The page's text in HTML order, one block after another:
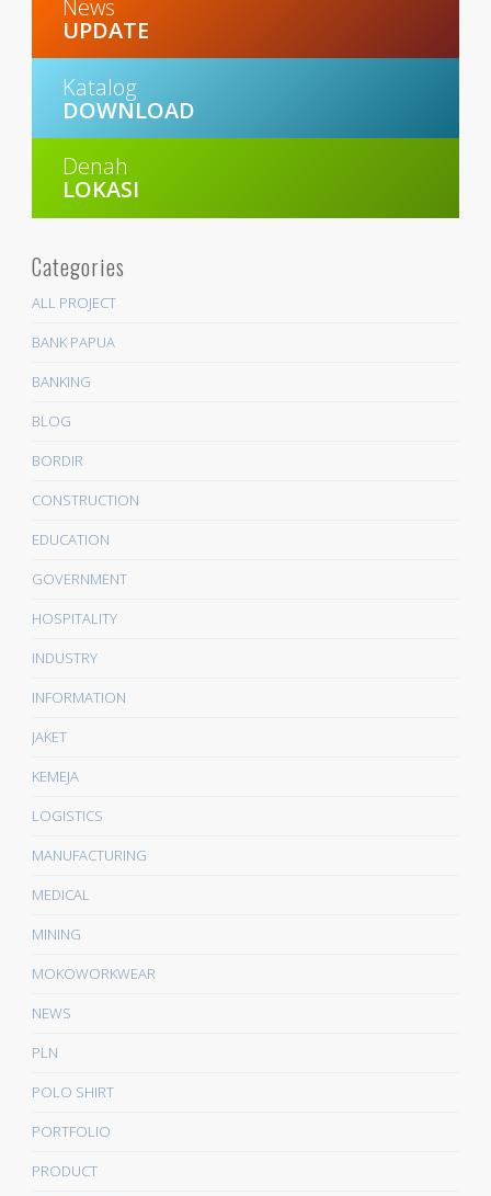
News
UPDATE
Katalog
DOWNLOAD
Denah
LOKASI
Categories
ALL PROJECT
BANK PAPUA
BANKING
BLOG
BORDIR
CONSTRUCTION
EDUCATION
GOVERNMENT
HOSPITALITY
INDUSTRY
INFORMATION
JAKET
KEMEJA
LOGISTICS
MANUFACTURING
MEDICAL
MINING
MOKOWORKWEAR
NEWS
PLN
POLO SHIRT
PORTFOLIO
PRODUCT